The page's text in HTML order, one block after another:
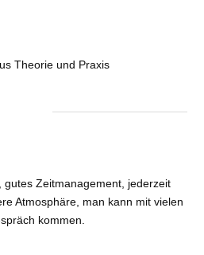
Theorie und Praxis
gutes Zeitmanagement, jederzeit
Atmosphäre, man kann mit vielen
kommen.